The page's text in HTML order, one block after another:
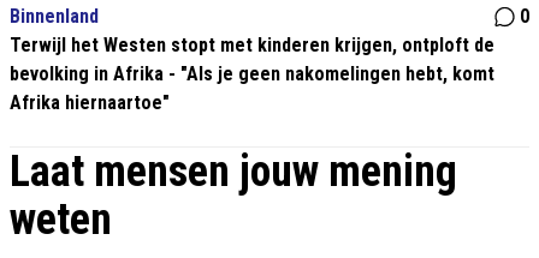
Binnenland
0
Terwijl het Westen stopt met kinderen krijgen, ontploft de
bevolking in Afrika - "Als je geen nakomelingen hebt, komt
Afrika hiernaartoe"
Laat mensen jouw mening
weten